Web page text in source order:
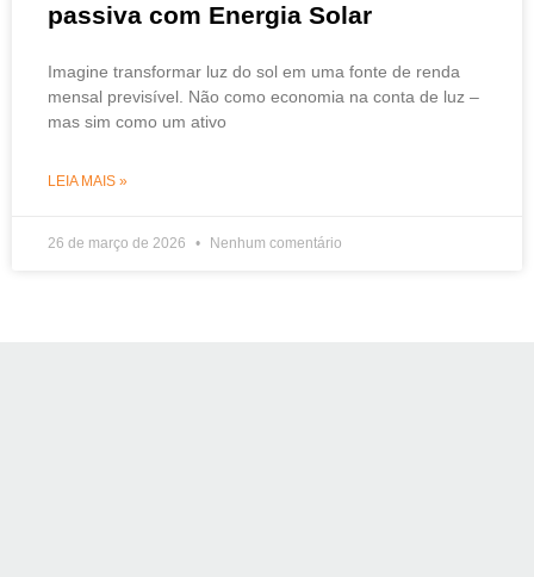
passiva com Energia Solar
Imagine transformar luz do sol em uma fonte de renda
mensal previsível. Não como economia na conta de luz –
mas sim como um ativo
LEIA MAIS »
26 de março de 2026 Nenhum comentário